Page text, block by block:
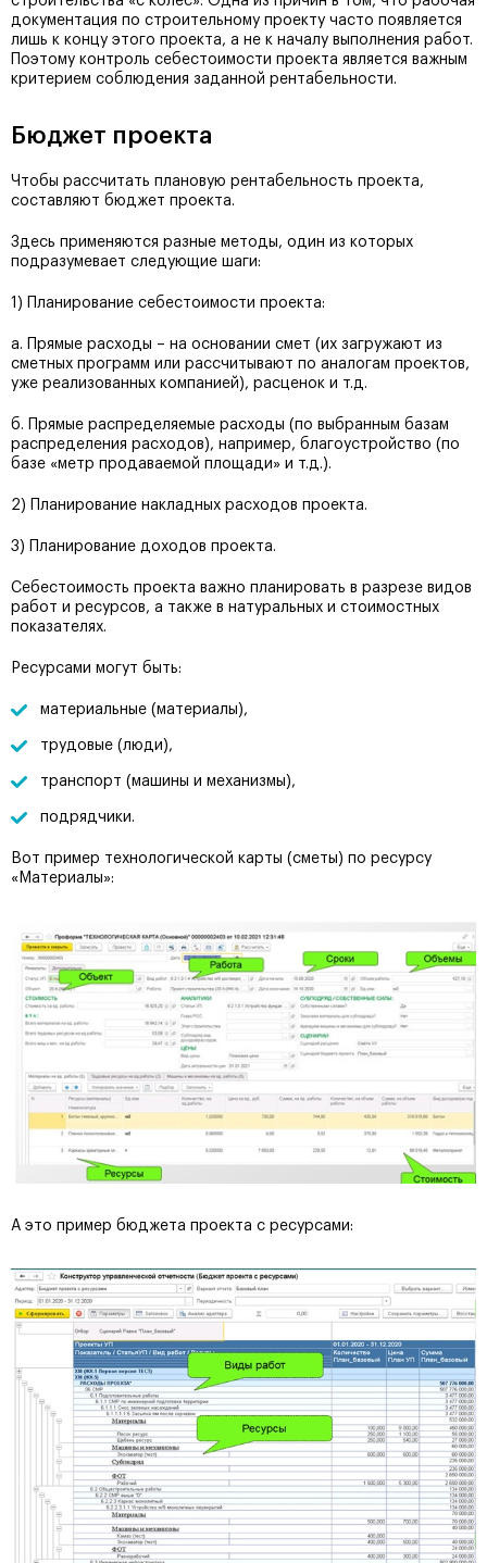
документация по строительному проекту часто появляется
лишь к концу этого проекта, а не к началу выполнения работ.
Поэтому контроль себестоимости проекта является важным
критерием соблюдения заданной рентабельности.
Бюджет проекта
Чтобы рассчитать плановую рентабельность проекта,
составляют бюджет проекта.
Здесь применяются разные методы, один из которых
подразумевает следующие шаги:
1) Планирование себестоимости проекта:
а. Прямые расходы – на основании смет (их загружают из
сметных программ или рассчитывают по аналогам проектов,
уже реализованных компанией), расценок и т.д.
б. Прямые распределяемые расходы (по выбранным базам
распределения расходов), например, благоустройство (по
базе «метр продаваемой площади» и т.д.).
2) Планирование накладных расходов проекта.
3) Планирование доходов проекта.
Себестоимость проекта важно планировать в разрезе видов
работ и ресурсов, а также в натуральных и стоимостных
показателях.
Ресурсами могут быть:
материальные (материалы),
трудовые (люди),
транспорт (машины и механизмы),
подрядчики.
Вот пример технологической карты (сметы) по ресурсу
«Материалы»:
А это пример бюджета проекта с ресурсами: